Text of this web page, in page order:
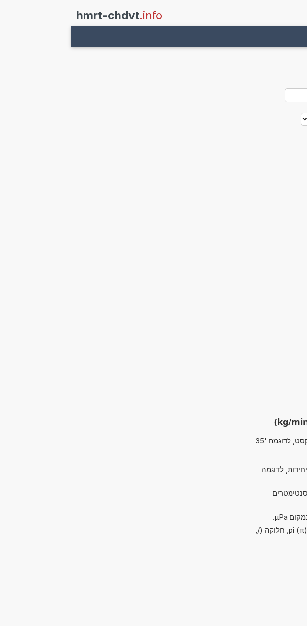
hmrt-chdvt.info
לדוגמה '35
לדוגמה
את התו '^' עבור '^2' ו-'^3'. עבור סנטימטרים
בשלב זה ניתן לבצע את כל פעולות החשבון הבסיסיות: חיבור (+), כפל (*, x), pi (π), חלוקה (/,